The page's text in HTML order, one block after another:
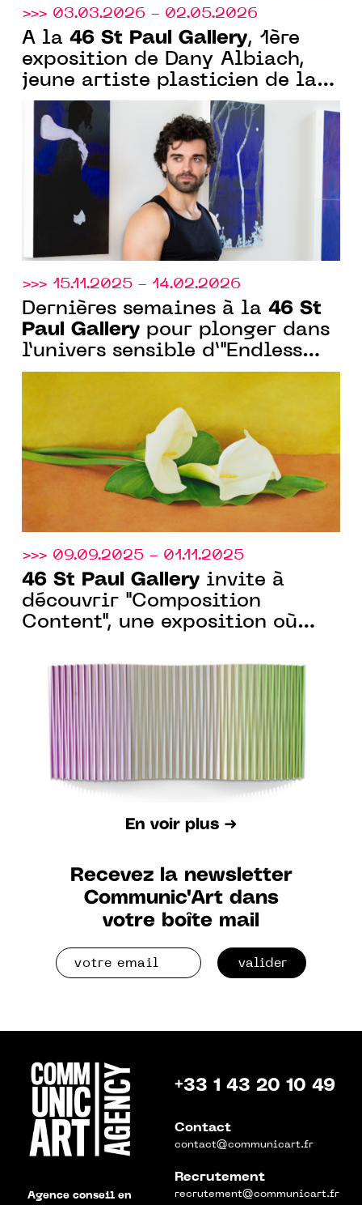
>>> 03.03.2026 - 02.05.2026
À la 46 St Paul Gallery, 1ère
exposition de Dany Albiach,
jeune artiste plasticien de la
Villa Arson 2024
>>> 15.11.2025 - 14.02.2026
Dernières semaines à la 46 St
Paul Gallery pour plonger dans
l’univers sensible d’"Endless
Winter" à Saint-Paul-de-Vence
>>> 09.09.2025 - 01.11.2025
46 St Paul Gallery invite à
découvrir "Composition
Content", une exposition où
En voir plus ➜
Recevez la newsletter
Communic'Art dans
votre boîte mail
valider
Agence conseil en
+33 1 43 20 10 49
Contact
contact@communicart.fr
Recrutement
recrutement@communicart.fr